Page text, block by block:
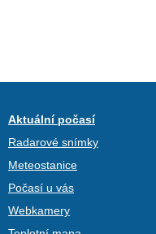
Aktuální počasí
Radarové snímky
Meteostanice
Počasí u vás
Webkamery